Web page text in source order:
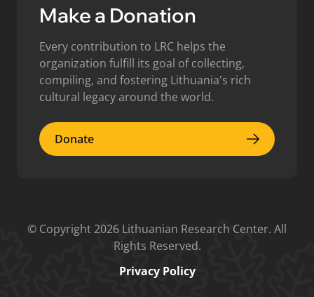
Donate
Make a Donation
Every contribution to LRC helps the
organization fulfill its goal of collecting,
compiling, and fostering Lithuania's rich
cultural legacy around the world.
Donate
© Copyright 2026 Lithuanian Research Center. All
Rights Reserved.
Privacy Policy